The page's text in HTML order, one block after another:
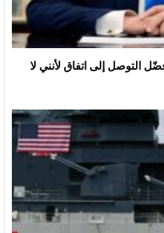
التوصل إلى اتفاق لأنني لا